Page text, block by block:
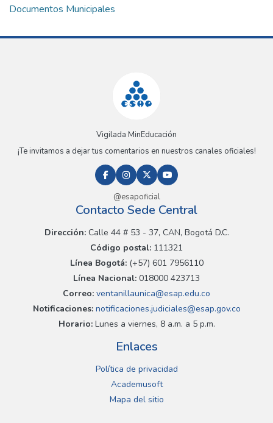
Documentos Municipales
Vigilada MinEducación
¡Te invitamos a dejar tus comentarios en nuestros canales oficiales!
@esapoficial
Contacto Sede Central
Dirección:Calle 44 # 53 - 37, CAN, Bogotá D.C.
Código postal: 111321
Línea Bogotá:(+57) 601 7956110
Línea Nacional: 018000 423713
Correo: ventanillaunica@esap.edu.co
Notificaciones:notificaciones.judiciales@esap.gov.co
Horario:Lunes a viernes, 8 a.m. a 5 p.m.
Enlaces
Política de privacidad
Academusoft
Mapa del sitio